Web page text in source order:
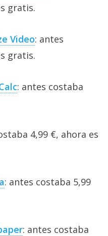
gratis.
Video: antes
gratis.
: antes costaba
4,99 €, ahora es
: antes costaba 5,99
: antes costaba